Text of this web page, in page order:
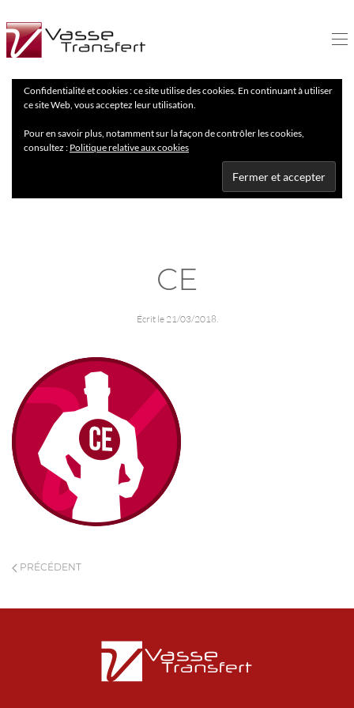
Confidentialité et cookies : ce site utilise des cookies. En continuant à utiliser
ce site Web, vous acceptez leur utilisation.
Pour en savoir plus, notamment sur la façon de contrôler les cookies,
consultez : Politique relative aux cookies
CE
Écrit le 21/03/2018.
PRÉCÉDENT